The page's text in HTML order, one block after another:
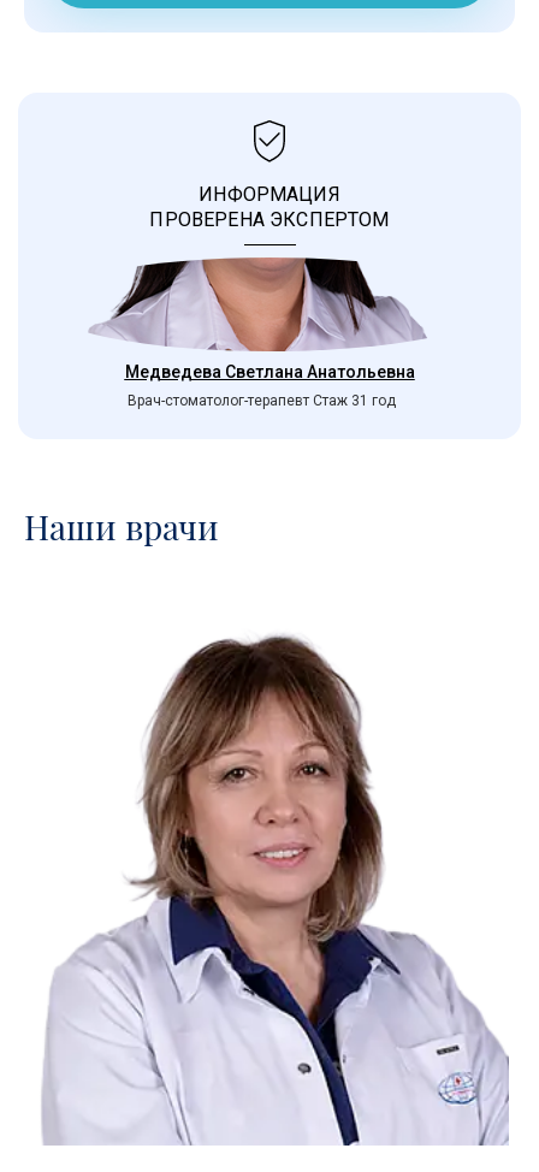
ИНФОРМАЦИЯ
ПРОВЕРЕНА ЭКСПЕРТОМ
Медведева Светлана Анатольевна
Врач-стоматолог-терапевт Стаж 31 год
Наши врачи